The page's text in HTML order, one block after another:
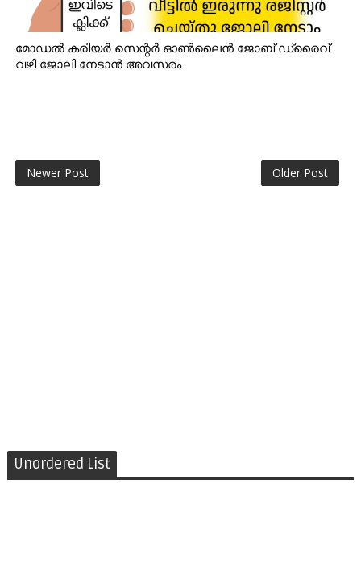
മോഡൽ കരിയർ സെന്റർ ഓൺലൈൻ ജോബ് ഡ്രൈവ്
വഴി ജോലി നേടാൻ അവസരം
Newer Post Older Post
Unordered List